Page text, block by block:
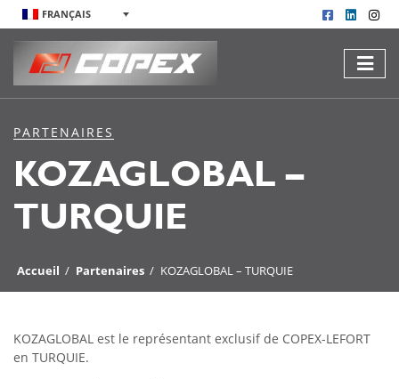
FRANÇAIS
PARTENAIRES
KOZAGLOBAL –
TURQUIE
Accueil / Partenaires / KOZAGLOBAL – TURQUIE
KOZAGLOBAL est le représentant exclusif de COPEX-LEFORT
en TURQUIE.